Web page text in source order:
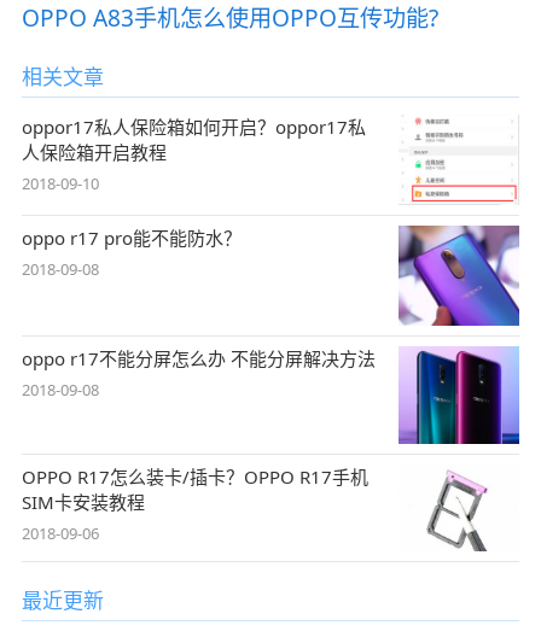
OPPO A83手机怎么使用OPPO互传功能?
相关文章
oppor17私人保险箱如何开启？oppor17私
人保险箱开启教程
2018-09-10
oppo r17 pro能不能防水？
2018-09-08
oppo r17不能分屏怎么办 不能分屏解决方法
2018-09-08
OPPO R17怎么装卡/插卡？OPPO R17手机
SIM卡安装教程
2018-09-06
最近更新